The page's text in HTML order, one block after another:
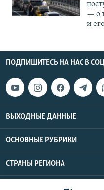
— о
и
ПОДПИШИТЕСЬ НА НАС В
ВЫХОДНЫЕ ДАННЫЕ
ОСНОВНЫЕ РУБРИКИ
СТРАНЫ РЕГИОНА